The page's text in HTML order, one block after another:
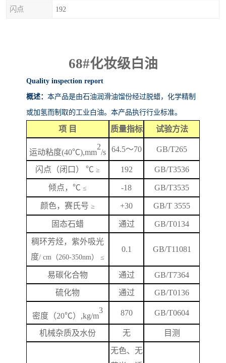
闪点 192
68#化妆级白油
Quality inspection report
概述： 本产品是由石油润滑油馏份经过脱蜡，化学精制
或加氢而制取的工业白油。本产品执行行业标准。
项 目 质量指标 试验方法
运动粘度(40℃),mm
2
/s 64.5～70 GB/T265
闪 点 （闭口） ℃ ≥ 192 GB/T3536
倾点， ℃ ≤ -18 GB/T3535
颜色，赛氏号 ≥ +30 GB/T 3555
固态石蜡 通过 GB/T0134
稠环芳烃，紫外吸光
度/ cm（260-350nm） ≤
0.1 GB/T11081
易碳化合物 通过 GB/T7364
硫化物 通过 GB/T0136
密度（20℃）,kg/m
3 870 GB/T0604
机械杂质及水份 无 目测
无色、无